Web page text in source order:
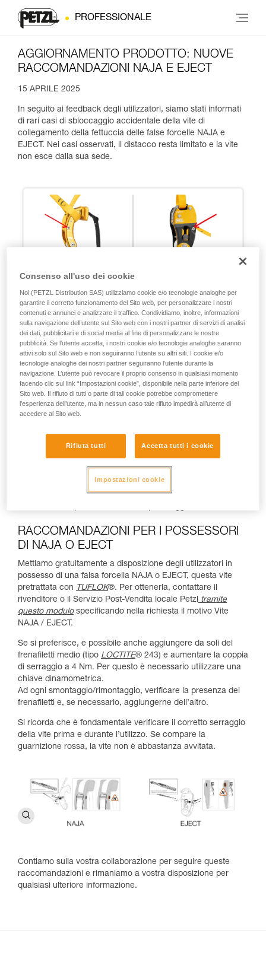
PROFESSIONALE
AGGIORNAMENTO PRODOTTO: NUOVE
RACCOMANDAZIONI NAJA E EJECT
15 APRILE 2025
In seguito ai feedback degli utilizzatori, siamo stati informati
di rari casi di sbloccaggio accidentale della vite di
collegamento della fettuccia delle false forcelle NAJA e
EJECT. Nei casi osservati, il distacco resta limitato e la vite
non esce dalla sua sede.
Nell’ambito della nostra politica di miglioramento continuo
dei prodotti e di soddisfazione dei clienti, e come misura
precauzionale, aggiorniamo i prodotti NAJA (G004AA00) e
EJECT (G001AA00). Vogliamo che i possessori di NAJA e
EJECT mettano in atto le nostre raccomandazioni (vedi
sotto).
MIGLIORAMENTO DEI PRODOTTI DI SERIE
=> Questi prodotti saranno assemblati con
I prodotti saranno ora contrassegnati con questa nuova
I prodotti forniti a partire da aprile 2025 (numeri di serie
RACCOMANDAZIONI PER I POSSESSORI
DI NAJA O EJECT
Mettiamo gratuitamente a disposizione degli utilizzatori in
possesso di una falsa forcella NAJA o EJECT, questa vite
pretrattata con TUFLOK®. Per ottenerla, contattare il
rivenditore o il Servizio Post-Vendita locale Petzl tramite
questo modulospecificando nella richiesta il motivo Vite
NAJA / EJECT.
Se si preferisce, è possibile anche aggiungere da soli del
frenafiletti medio (tipo LOCTITE® 243) e aumentare la coppia
di serraggio a 4 Nm. Per questo è necessario utilizzare una
chiave dinamometrica.
Ad ogni smontaggio/rimontaggio, verificare la presenza del
frenafiletti e, se necessario, aggiungerne dell’altro.
Si ricorda che è fondamentale verificare il corretto serraggio
della vite prima e durante l’utilizzo. Se compare la
guarnizione rossa, la vite non è abbastanza avvitata.
Contiamo sulla vostra collaborazione per seguire queste
raccomandazioni e rimaniamo a vostra disposizione per
qualsiasi ulteriore informazione.
Consenso all'uso dei cookie
Noi (PETZL Distribution SAS) utilizziamo cookie e/o tecnologie analoghe per
garantire il corretto funzionamento del Sito web, per personalizzare i nostri
contenuti e annunci e analizzare il traffico. Condividiamo, inoltre, informazioni
sulla navigazione dell’utente sul Sito web con i nostri partner di servizi di analisi
dei dati, pubblicitari e di social media al fine di personalizzare le nostre
pubblicità. Se l’utente accetta, i nostri cookie e/o tecnologie analoghe saranno
attivi solo sul Sito web e non seguiranno l’utente su altri siti. I cookie e/o
tecnologie analoghe dei nostri partner seguiranno l’utente durante la
navigazione. L’utente può revocare il proprio consenso in qualsiasi momento
facendo clic sul link “Impostazioni cookie”, disponibile nella parte inferiore del
Sito web. Il rifiuto di tutti o parte di tali cookie potrebbe compromettere
l’esperienza dell’utente, ma in nessun caso tale rifiuto impedirà all’utente di
accedere al Sito web.
Rifiuta tutti Accetta tutti i cookie
Impostazioni cookie